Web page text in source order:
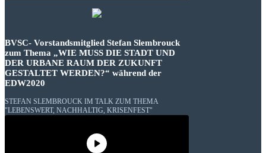
BVSC- Vorstandsmitglied Stefan Slembrouck
zum Thema „WIE MUSS DIE STADT UND
DER URBANE RAUM DER ZUKUNFT
GESTALTET WERDEN?“ während der
EDW2020
STEFAN SLEMBROUCK IM TALK ZUM THEMA
"LEBENSWERT, NACHHALTIG, KRISENFEST"